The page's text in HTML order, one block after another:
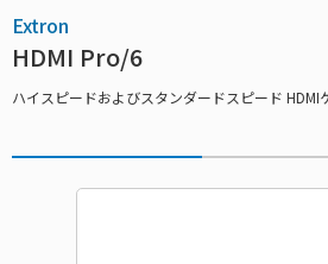
Extron
HDMI Pro/6
ハイスピードおよびスタンダードスピード HDMI